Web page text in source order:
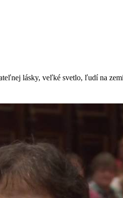
lásky, veľké svetlo, ľudí na